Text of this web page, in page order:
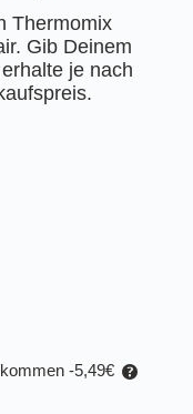
Thermomix
Gib Deinem
je nach
-5,49€